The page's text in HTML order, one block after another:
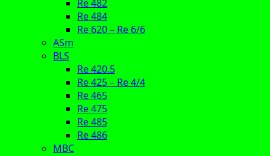
Re 482
Re 484
Re 620 – Re 6/6
ASm
BLS
Re 420.5
Re 425 – Re 4/4
Re 465
Re 475
Re 485
Re 486
MBC